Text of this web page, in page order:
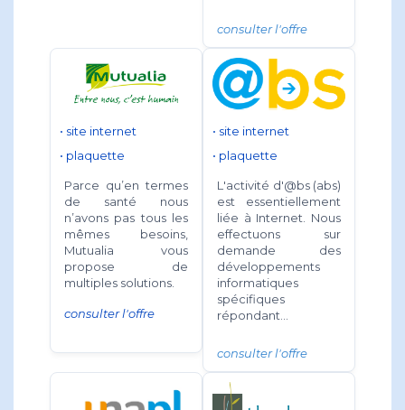
consulter l'offre
• site internet
• plaquette
Parce qu’en termes
de santé nous
n’avons pas tous les
mêmes besoins,
Mutualia vous
propose de
multiples solutions.
consulter l'offre
• site internet
• plaquette
L'activité d'@bs (abs)
est essentiellement
liée à Internet. Nous
effectuons sur
demande des
développements
informatiques
spécifiques
répondant...
consulter l'offre